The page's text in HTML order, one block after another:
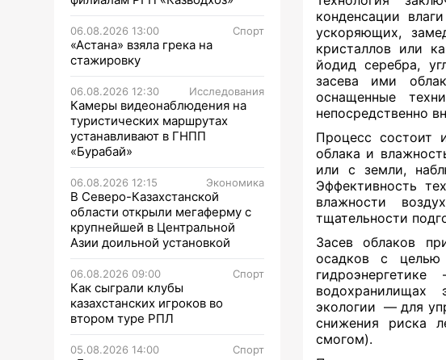
06.08.2026 13:00 Спорт
«Астана» взяла грека на
стажировку
06.08.2026 12:30 Исследования
Камеры видеонаблюдения на
туристических маршрутах
устанавливают в ГНПП
«Бурабай»
06.08.2026 12:15 Экономика
В Северо-Казахстанской
области открыли мегаферму с
крупнейшей в Центральной
Азии доильной установкой
06.08.2026 09:00 Спорт
Как сыграли клубы
казахстанских игроков во
втором туре РПЛ
05.08.2026 14:00 Спорт
конденсации
ускоряющих,
кристаллов или
йодид серебра,
засева ими
оснащенные
непосредственно
Процесс состоит
облака и
или с земли,
Эффективность
влажности
тщательности
Засев облаков
осадков с
водохранилищах
экологии — для
снижения риска
смогом).